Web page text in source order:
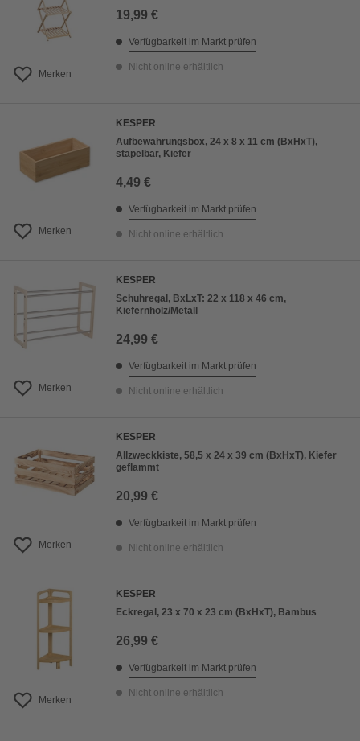
Merken
19,99 €
Verfügbarkeit im Markt prüfen
Nicht online erhältlich
Merken
KESPER
Aufbewahrungsbox, 24 x 8 x 11 cm (BxHxT),
stapelbar, Kiefer
4,49 €
Verfügbarkeit im Markt prüfen
Nicht online erhältlich
Merken
KESPER
Schuhregal, BxLxT: 22 x 118 x 46 cm,
Kiefernholz/Metall
24,99 €
Verfügbarkeit im Markt prüfen
Nicht online erhältlich
Merken
KESPER
Allzweckkiste, 58,5 x 24 x 39 cm (BxHxT), Kiefer
geflammt
20,99 €
Verfügbarkeit im Markt prüfen
Nicht online erhältlich
Merken
KESPER
Eckregal, 23 x 70 x 23 cm (BxHxT), Bambus
26,99 €
Verfügbarkeit im Markt prüfen
Nicht online erhältlich